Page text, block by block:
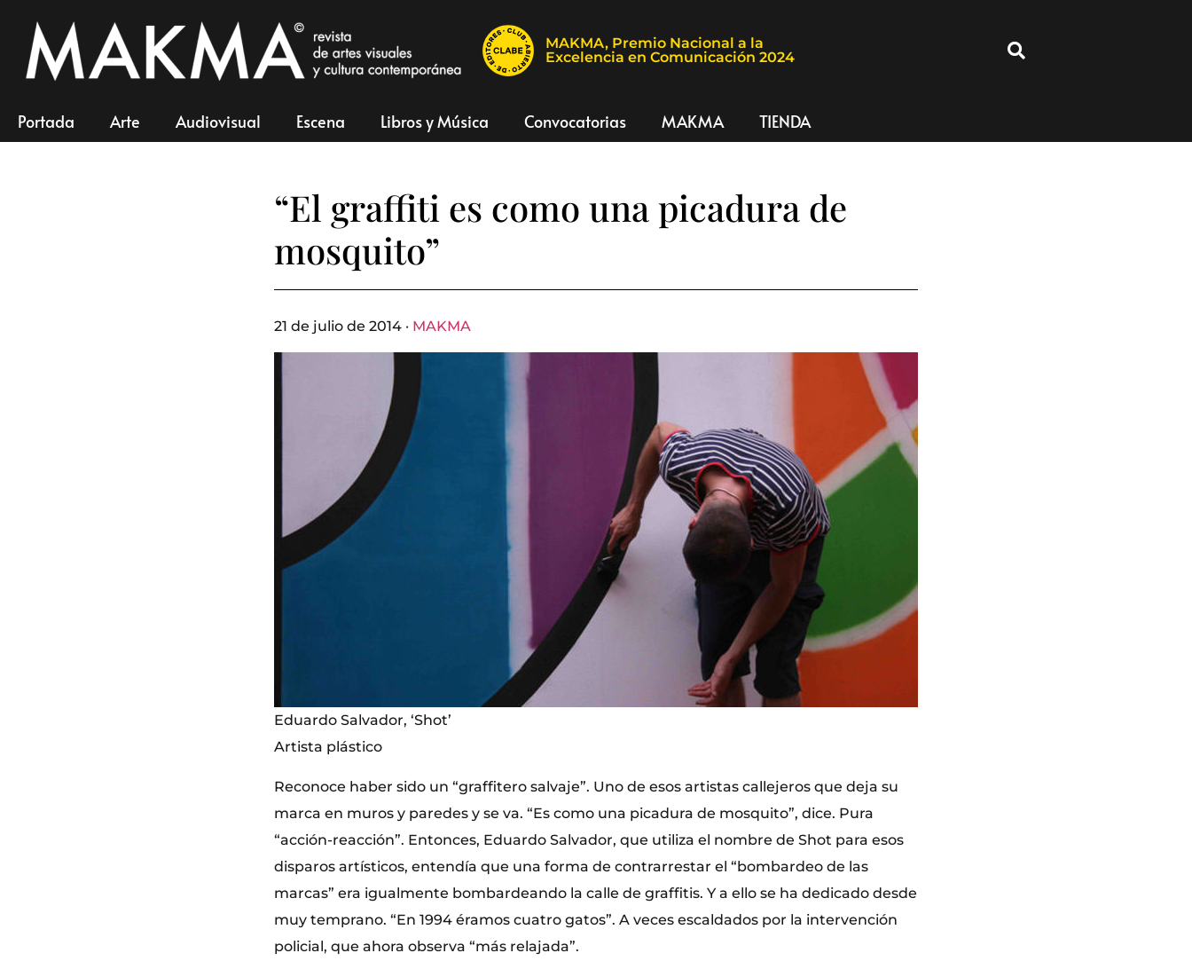
MAKMA, Premio Nacional a la
Excelencia en Comunicación 2024
Portada Arte Audiovisual Escena Libros y Música Convocatorias MAKMA TIENDA
“El graffiti es como una picadura de
mosquito”
21 de julio de 2014 · MAKMA
Eduardo Salvador, ‘Shot’
Artista plástico
Reconoce haber sido un “graffitero salvaje”. Uno de esos artistas callejeros que deja su
marca en muros y paredes y se va. “Es como una picadura de mosquito”, dice. Pura
“acción-reacción”. Entonces, Eduardo Salvador, que utiliza el nombre de Shot para esos
disparos artísticos, entendía que una forma de contrarrestar el “bombardeo de las
marcas” era igualmente bombardeando la calle de graffitis. Y a ello se ha dedicado desde
muy temprano. “En 1994 éramos cuatro gatos”. A veces escaldados por la intervención
policial, que ahora observa “más relajada”.